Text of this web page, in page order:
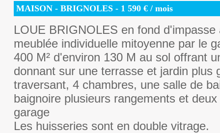
MAISON - BRIGNOLES - 1 590 € / mois
LOUE BRIGNOLES en fond
meublée individuelle mitoyenne par le
400 M² d'environ 130 M au sol offrant
donnant sur une terrasse et jardin plus
traversant, 4 chambres, une salle de
baignoire plusieurs rangements et
garage
Les huisseries sont en double vitrage.